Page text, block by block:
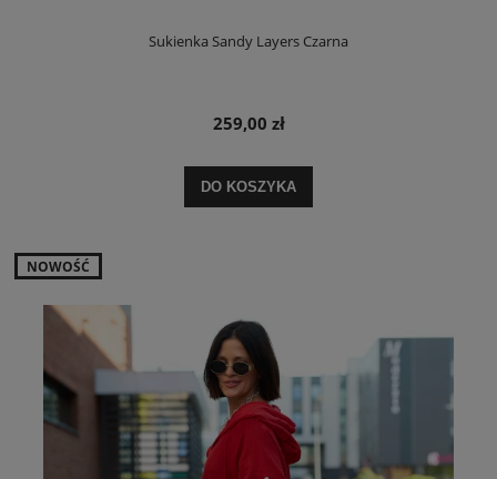
Sukienka Sandy Layers Czarna
259,00 zł
DO KOSZYKA
NOWOŚĆ